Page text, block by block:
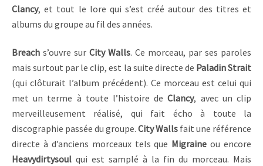
Clancy, et tout le lore qui s’est créé autour des titres et
albums du groupe au fil des années.
Breach s’ouvre sur City Walls. Ce morceau, par ses paroles
mais surtout par le clip, est la suite directe de Paladin Strait
(qui clôturait l’album précédent). Ce morceau est celui qui
met un terme à toute l’histoire deClancy, avec un clip
merveilleusement réalisé, qui fait écho à toute la
discographie passée du groupe. City Walls fait une référence
directe à d’anciens morceaux tels que Migraine ou encore
Heavydirtysoul qui est samplé à la fin du morceau. Mais